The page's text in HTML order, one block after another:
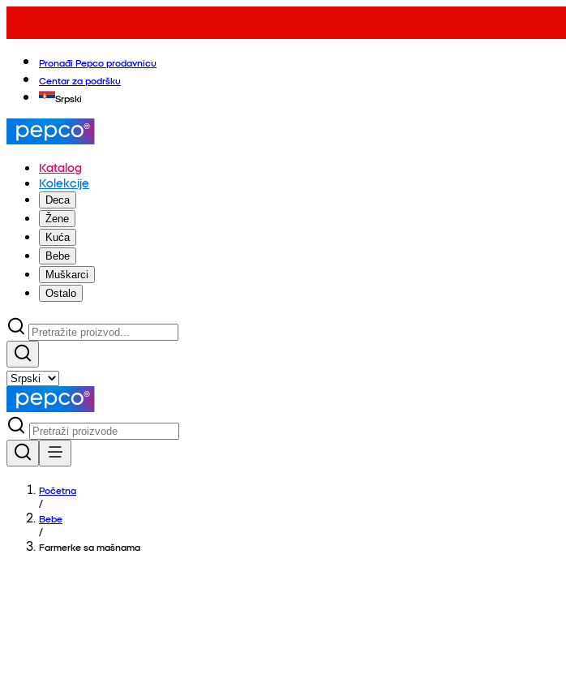
Pronađi Pepco prodavnicu
Centar za podršku
Srpski
Katalog
Kolekcije
Deca
Žene
Kuća
Bebe
Muškarci
Ostalo
Početna
/
Bebe
/
Farmerke sa mašnama